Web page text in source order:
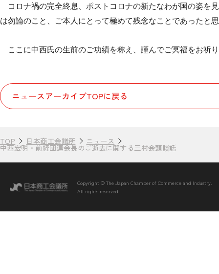
コロナ禍の完全終息、ポストコロナの新たなわが国の姿を
は勿論のこと、ご本人にとって極めて残念なことであったと
ここに中西氏の生前のご功績を称え、謹んでご冥福をお祈
ニュースアーカイブTOPに戻る
TOP 日本商工会議所 ニュース
中西宏明・前経団連会長のご逝去に関する三村会頭談話
Copyright © The Japan Chamber of Commerce and Industry.
All rights reserved.